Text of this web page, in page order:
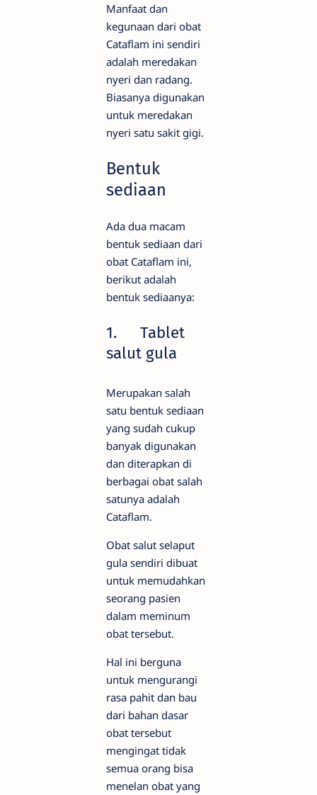
Manfaat dan
kegunaan dari obat
Cataflam ini sendiri
adalah meredakan
nyeri dan radang.
Biasanya digunakan
untuk meredakan
nyeri satu sakit gigi.
Bentuk
sediaan
Ada dua macam
bentuk sediaan dari
obat Cataflam ini,
berikut adalah
bentuk sediaanya:
1.
Tablet
salut gula
Merupakan salah
satu bentuk sediaan
yang sudah cukup
banyak digunakan
dan diterapkan di
berbagai obat salah
satunya adalah
Cataflam.
Obat salut selaput
gula sendiri dibuat
untuk memudahkan
seorang pasien
dalam meminum
obat tersebut.
Hal ini berguna
untuk mengurangi
rasa pahit dan bau
dari bahan dasar
obat tersebut
mengingat tidak
semua orang bisa
menelan obat yang